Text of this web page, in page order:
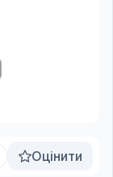
Оцінити